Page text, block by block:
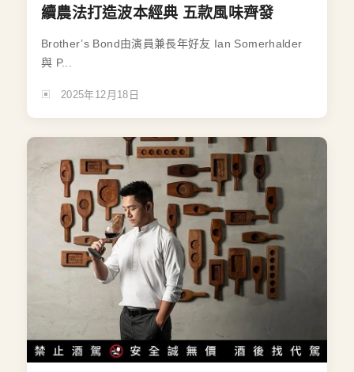
續農法打造波本經典 五款風味齊發
Brother’s Bond由演員兼長年好友 Ian Somerhalder
與 P...
2025年12月18日